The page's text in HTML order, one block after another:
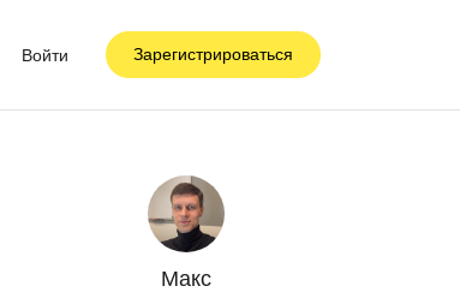
Войти Зарегистрироваться
Макс